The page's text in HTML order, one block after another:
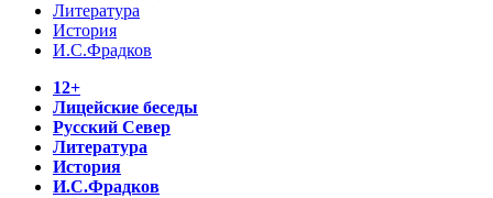
Литература
История
И.С.Фрадков
12+
Лицейские беседы
Русский Север
Литература
История
И.С.Фрадков